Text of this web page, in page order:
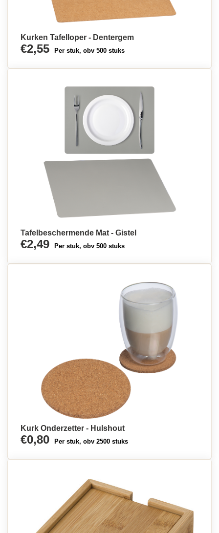
Kurken Tafelloper - Dentergem
€2,55 Per stuk, obv 500 stuks
Tafelbeschermende Mat - Gistel
€2,49 Per stuk, obv 500 stuks
Kurk Onderzetter - Hulshout
€0,80 Per stuk, obv 2500 stuks